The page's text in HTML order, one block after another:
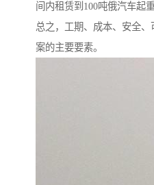
间内租赁到100吨俄汽车起
总之，工期、成本、安全
案的主要要素。